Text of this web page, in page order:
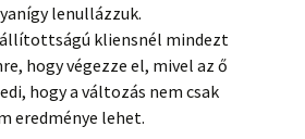
lenullázzuk.
kliensnél mindezt
hogy végezze el, mivel az ő
hogy a változás nem csak
eredménye lehet.